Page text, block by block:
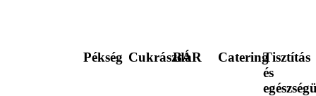
Pékség Cukrászda
BÁR CateringTisztítás
és